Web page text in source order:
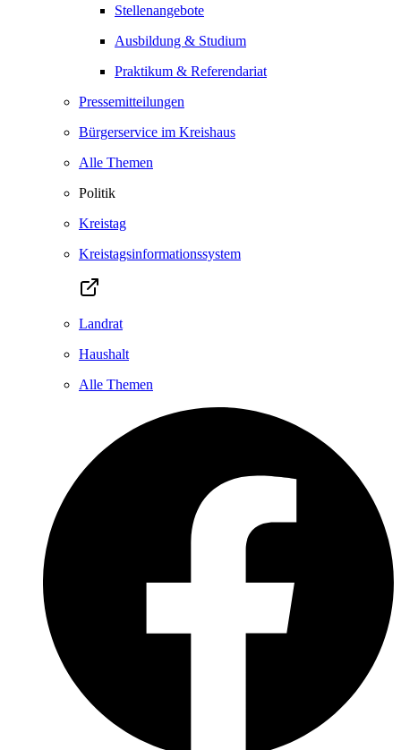
Stellenangebote
Ausbildung & Studium
Praktikum & Referendariat
Pressemitteilungen
Bürgerservice im Kreishaus
Alle Themen
Politik
Kreistag
Kreistagsinformationssystem
Landrat
Haushalt
Alle Themen